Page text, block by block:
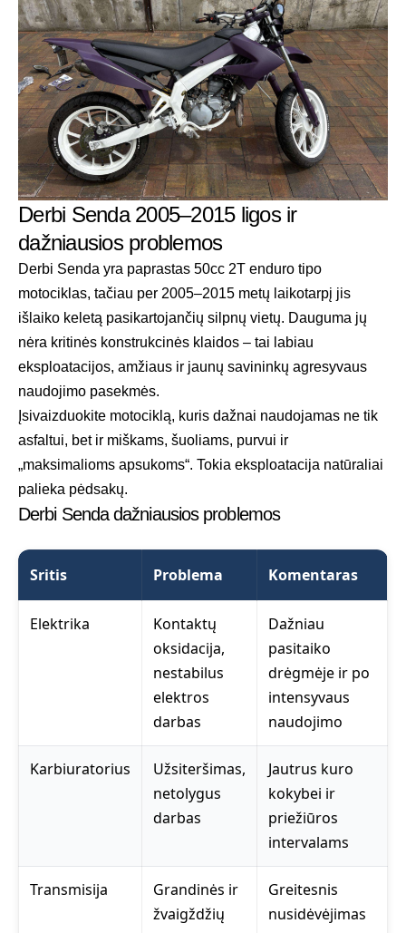
Derbi Senda 2005–2015 ligos ir
dažniausios problemos
Derbi Senda yra paprastas 50cc 2T enduro tipo
motociklas, tačiau per 2005–2015 metų laikotarpį jis
išlaiko keletą pasikartojančių silpnų vietų. Dauguma jų
nėra kritinės konstrukcinės klaidos – tai labiau
eksploatacijos, amžiaus ir jaunų savininkų agresyvaus
naudojimo pasekmės.
Įsivaizduokite motociklą, kuris dažnai naudojamas ne tik
asfaltui, bet ir miškams, šuoliams, purvui ir
„maksimalioms apsukoms“. Tokia eksploatacija natūraliai
palieka pėdsakų.
Derbi Senda dažniausios problemos
Sritis Problema Komentaras
Elektrika
Kontaktų
oksidacija,
nestabilus
elektros
darbas
Dažniau
pasitaiko
drėgmėje ir po
intensyvaus
naudojimo
Karbiuratorius
Užsiteršimas,
netolygus
darbas
Jautrus kuro
kokybei ir
priežiūros
intervalams
Transmisija
Grandinės ir
žvaigždžių
Greitesnis
nusidėvėjimas